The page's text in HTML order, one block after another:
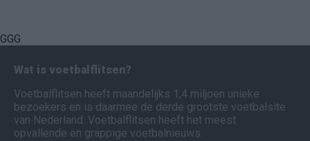
GGG
Wat is voetbalflitsen?
Voetbalflitsen heeft maandelijks 1,4 miljoen unieke
bezoekers en is daarmee de derde grootste voetbalsite
van Nederland. Voetbalflitsen heeft het meest
opvallende en grappige voetbalnieuws.